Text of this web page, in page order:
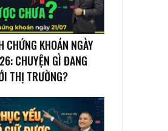
CHỨNG KHOÁN NGÀY
CHUYỆN GÌ ĐANG
THỊ TRƯỜNG?